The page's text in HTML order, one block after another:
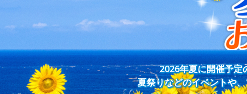
2026年夏に開催予定
夏祭りなどのイベントや